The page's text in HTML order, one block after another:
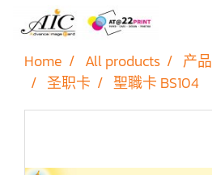
Home All products 产品
圣职卡
聖職卡 BS104